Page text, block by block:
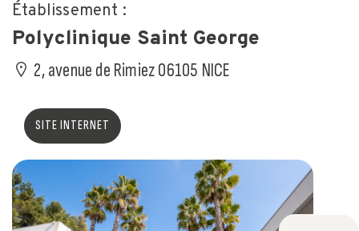
Établissement :
Polyclinique Saint George
2, avenue de Rimiez 06105 NICE
SITE INTERNET